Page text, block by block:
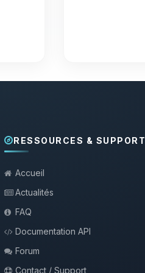
RESSOURCES & SUPPORT
Accueil
Actualités
FAQ
Documentation API
Forum
Contact / Support